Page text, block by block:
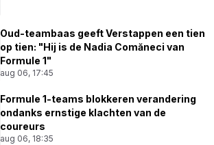
Oud-teambaas geeft Verstappen een tien
op tien: "Hij is de Nadia Comăneci van
Formule 1"
aug 06, 17:45
Formule 1-teams blokkeren verandering
ondanks ernstige klachten van de
coureurs
aug 06, 18:35